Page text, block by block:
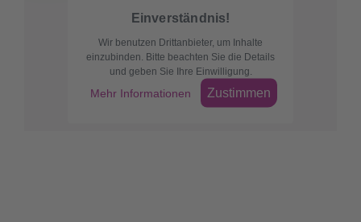
Einverständnis!
Wir benutzen Drittanbieter, um Inhalte
einzubinden. Bitte beachten Sie die Details
und geben Sie Ihre Einwilligung.
Mehr Informationen Zustimmen